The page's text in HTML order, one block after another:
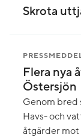
Skrota
Flera nya
Östersjön
Genom bred
Havs- och
åtgärder mot